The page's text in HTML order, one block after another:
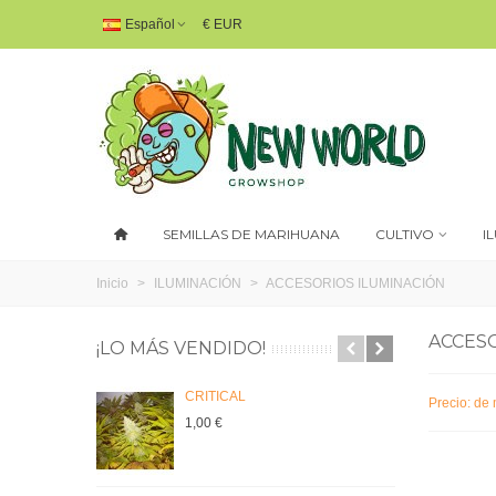
Español € EUR
SEMILLAS DE MARIHUANA CULTIVO
Inicio > ILUMINACIÓN > ACCESORIOS ILUMINACIÓN
¡LO MÁS VENDIDO!
CRITICAL
1,00 €
Precio: de